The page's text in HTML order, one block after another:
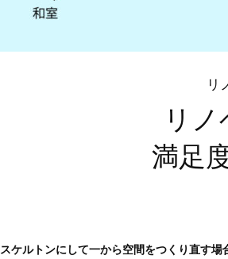
リ
リ
満足
スケルトンにして一から空間をつくり直す